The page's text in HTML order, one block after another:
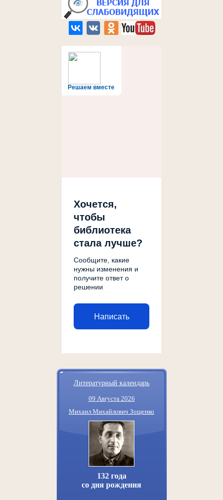
Решаем вместе
Хочется,
чтобы
библиотека
стала лучше?
Сообщите, какие
нужны изменения и
получите ответ о
решении
Написать
Литературный календарь
09 Августа 2026
Михаил Михайлович Зощенко
132 года
со дня рождения